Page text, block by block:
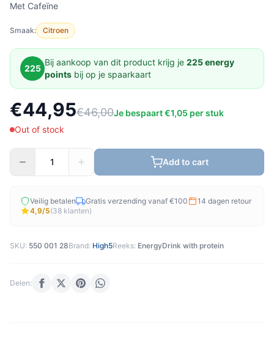
Met Cafeïne
Smaak: Citroen
225
Bij aankoop van dit product krijg je 225 energy
points bij op je spaarkaart
€44,95€46,00Je bespaart €1,05 per stuk
Out of stock
Add to cart
Veilig betalen Gratis verzending vanaf €100
14 dagen retour
4,9/5(38 klanten)
SKU: 550 001 28Brand: High5Reeks: EnergyDrink with protein
Delen: